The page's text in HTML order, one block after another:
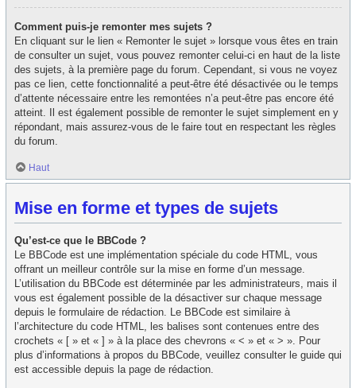
Comment puis-je remonter mes sujets ?
En cliquant sur le lien « Remonter le sujet » lorsque vous êtes en train
de consulter un sujet, vous pouvez remonter celui-ci en haut de la liste
des sujets, à la première page du forum. Cependant, si vous ne voyez
pas ce lien, cette fonctionnalité a peut-être été désactivée ou le temps
d’attente nécessaire entre les remontées n’a peut-être pas encore été
atteint. Il est également possible de remonter le sujet simplement en y
répondant, mais assurez-vous de le faire tout en respectant les règles
du forum.
Haut
Mise en forme et types de sujets
Qu’est-ce que le BBCode ?
Le BBCode est une implémentation spéciale du code HTML, vous
offrant un meilleur contrôle sur la mise en forme d’un message.
L’utilisation du BBCode est déterminée par les administrateurs, mais il
vous est également possible de la désactiver sur chaque message
depuis le formulaire de rédaction. Le BBCode est similaire à
l’architecture du code HTML, les balises sont contenues entre des
crochets « [ » et « ] » à la place des chevrons « < » et « > ». Pour
plus d’informations à propos du BBCode, veuillez consulter le guide qui
est accessible depuis la page de rédaction.